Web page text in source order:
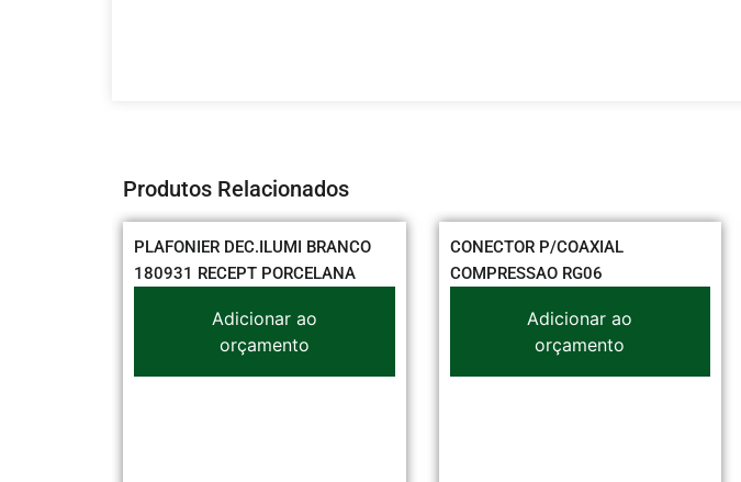
Produtos Relacionados
PLAFONIER DEC.ILUMI BRANCO
180931 RECEPT PORCELANA
Adicionar ao
orçamento
CONECTOR P/COAXIAL
COMPRESSAO RG06
Adicionar ao
orçamento